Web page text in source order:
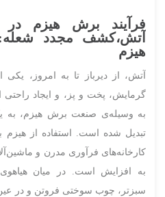
فرآیند برش هیزم در
آتش،کشف مجدد
هیزم
آتش، از دیرباز تا به امروز،
گرمایش، پخت و پز، و ایجاد راحتی
به وسیله‌ی صنعت برش هیزم، به یک
تبدیل شده است. استفاده از هیزم
کارخانه‌های فرآوری مدرن و
به افزایش است. در میان
سبزتر، چوب سوختی فروتن و در